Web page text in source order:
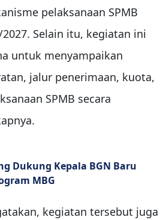
pelaksanaan SPMB
Selain itu, kegiatan ini
untuk menyampaikan
jalur penerimaan, kuota,
SPMB secara
Dukung Kepala BGN Baru
MBG
kegiatan tersebut juga